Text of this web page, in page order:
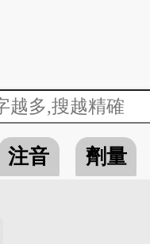
注音 劑量